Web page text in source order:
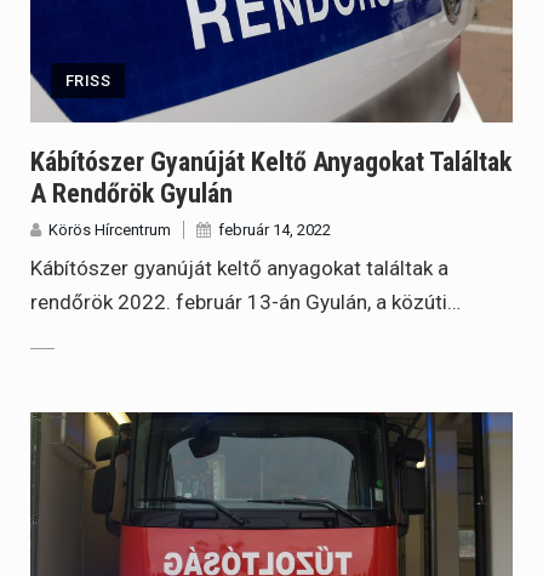
FRISS
Kábítószer Gyanúját Keltő Anyagokat Találtak
A Rendőrök Gyulán
Körös Hírcentrum február 14, 2022
Kábítószer gyanúját keltő anyagokat találtak a
rendőrök 2022. február 13-án Gyulán, a közúti…